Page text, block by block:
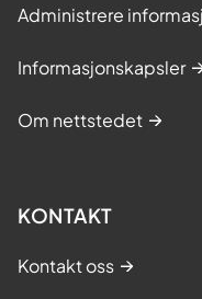
Administrere
Informasjonskapsler
Om nettstedet
KONTAKT
Kontakt oss